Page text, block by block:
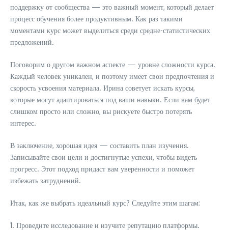
поддержку от сообщества — это важный момент, который делает
процесс обучения более продуктивным. Как раз такими
моментами курс может выделиться среди средне-статистических
предложений.
Поговорим о другом важном аспекте — уровне сложности курса.
Каждый человек уникален, и поэтому имеет свои предпочтения и
скорость усвоения материала. Ирина советует искать курсы,
которые могут адаптироваться под ваши навыки. Если вам будет
слишком просто или сложно, вы рискуете быстро потерять
интерес.
В заключение, хорошая идея — составить план изучения.
Записывайте свои цели и достигнутые успехи, чтобы видеть
прогресс. Этот подход придаст вам уверенности и поможет
избежать затруднений.
Итак, как же выбрать идеальный курс? Следуйте этим шагам:
1. Проведите исследование и изучите репутацию платформы.